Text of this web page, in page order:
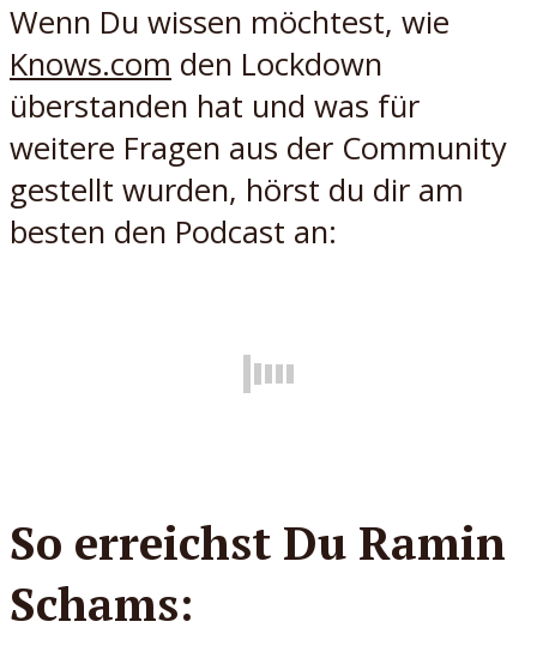
Wenn Du wissen möchtest, wie
Knows.com den Lockdown
überstanden hat und was für
weitere Fragen aus der Community
gestellt wurden, hörst du dir am
besten den Podcast an:
So erreichst Du Ramin
Schams: